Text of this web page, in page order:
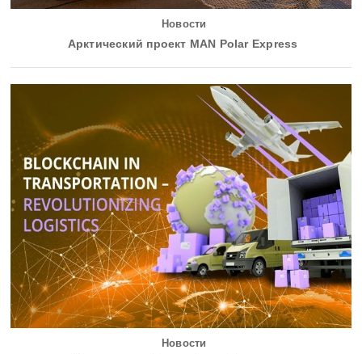
Новости
Арктический проект MAN Polar Express
Новости